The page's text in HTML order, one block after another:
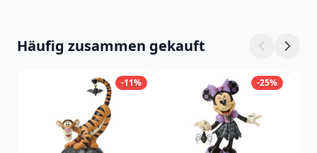
Häufig zusammen gekauft
-11% -25%